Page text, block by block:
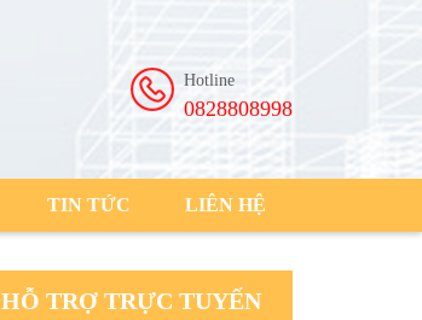
Hotline
0828808998
TIN TỨC LIÊN HỆ
HỖ TRỢ TRỰC TUYẾN